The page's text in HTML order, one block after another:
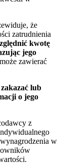
że
zatrudnienia
kwotę
jego
zawierać
lub
o jego
z
w